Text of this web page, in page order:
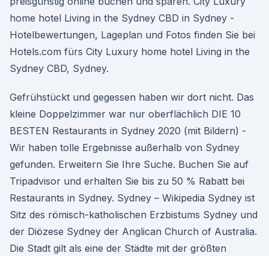
home hotel Living in the Sydney CBD in Sydney -
Hotelbewertungen, Lageplan und Fotos finden Sie bei
Hotels.com fürs City Luxury home hotel Living in the
Sydney CBD, Sydney.
Gefrühstückt und gegessen haben wir dort nicht. Das
kleine Doppelzimmer war nur oberflächlich DIE 10
BESTEN Restaurants in Sydney 2020 (mit Bildern) -
Wir haben tolle Ergebnisse außerhalb von Sydney
gefunden. Erweitern Sie Ihre Suche. Buchen Sie auf
Tripadvisor und erhalten Sie bis zu 50 % Rabatt bei
Restaurants in Sydney. Sydney – Wikipedia Sydney ist
Sitz des römisch-katholischen Erzbistums Sydney und
der Diözese Sydney der Anglican Church of Australia.
Die Stadt gilt als eine der Städte mit der größten